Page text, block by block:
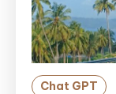
Chat GPT